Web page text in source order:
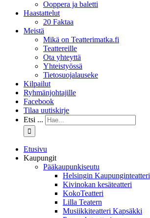
Ooppera ja baletti
Haastattelut
20 Faktaa
Meistä
Mikä on Teatterimatka.fi
Teattereille
Ota yhteyttä
Yhteistyössä
Tietosuojalauseke
Kilpailut
Ryhmänjohtajille
Facebook
Tilaa uutiskirje
Etsi ...
Etusivu
Kaupungit
Pääkaupunkiseutu
Helsingin Kaupunginteatteri
Kivinokan kesäteatteri
KokoTeatteri
Lilla Teatern
Musiikkiteatteri Kapsäkki